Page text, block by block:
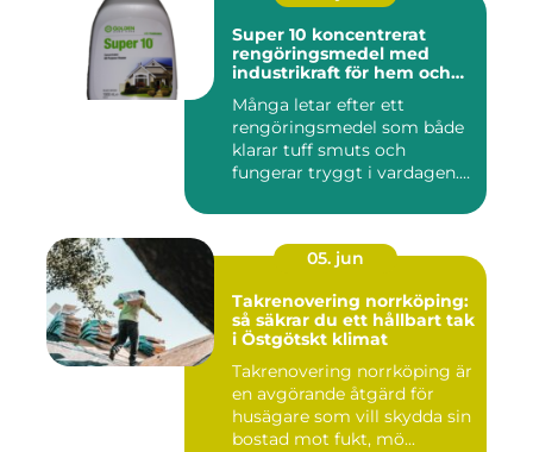
Super 10 koncentrerat
rengöringsmedel med
industrikraft för hem och
Många letar efter ett
rengöringsmedel som både
klarar tuff smuts och
fungerar tryggt i vardagen.
05. jun
Takrenovering norrköping:
så säkrar du ett hållbart tak
i Östgötskt klimat
Takrenovering norrköping är
en avgörande åtgärd för
husägare som vill skydda sin
bostad mot fukt, mö...